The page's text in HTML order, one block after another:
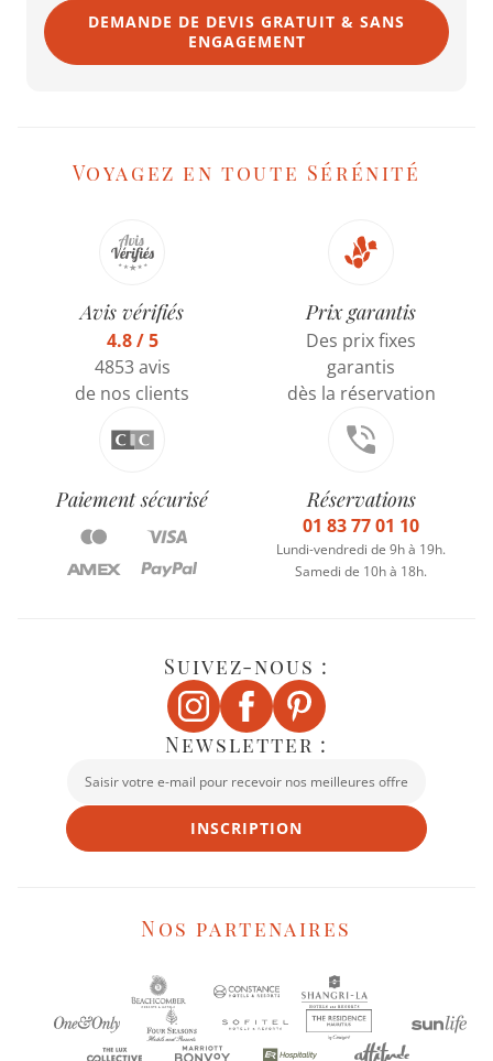
DEMANDE DE DEVIS GRATUIT & SANS
ENGAGEMENT
Voyagez en toute Sérénité
Avis vérifiés
4.8 / 5
4853 avis
de nos clients
Prix garantis
Des prix fixes
garantis
dès la réservation
Paiement sécurisé Réservations
01 83 77 01 10
Lundi-vendredi de 9h à 19h.
Samedi de 10h à 18h.
Suivez-nous :
Newsletter :
INSCRIPTION
Nos partenaires